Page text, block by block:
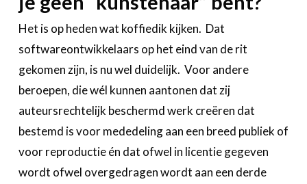
Het is op heden wat koffiedik kijken. Dat
softwareontwikkelaars op het eind van de rit
gekomen zijn, is nu wel duidelijk. Voor andere
beroepen, die wél kunnen aantonen dat zij
auteursrechtelijk beschermd werk creëren dat
bestemd is voor mededeling aan een breed publiek of
voor reproductie én dat ofwel in licentie gegeven
wordt ofwel overgedragen wordt aan een derde